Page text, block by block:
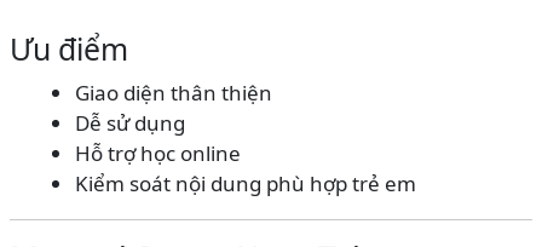
Ưu điểm
Giao diện thân thiện
Dễ sử dụng
Hỗ trợ học online
Kiểm soát nội dung phù hợp trẻ em